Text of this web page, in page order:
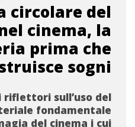
circolare del
cinema, la
prima che
sogni
riflettori sull’uso del
fondamentale
del cinema i cui